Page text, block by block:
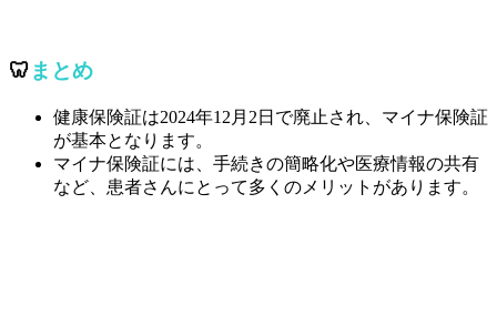
🦷まとめ
健康保険証は2024年12月2日で廃止され、マイナ保険証
が基本となります。
マイナ保険証には、手続きの簡略化や医療情報の共有
など、患者さんにとって多くのメリットがあります。